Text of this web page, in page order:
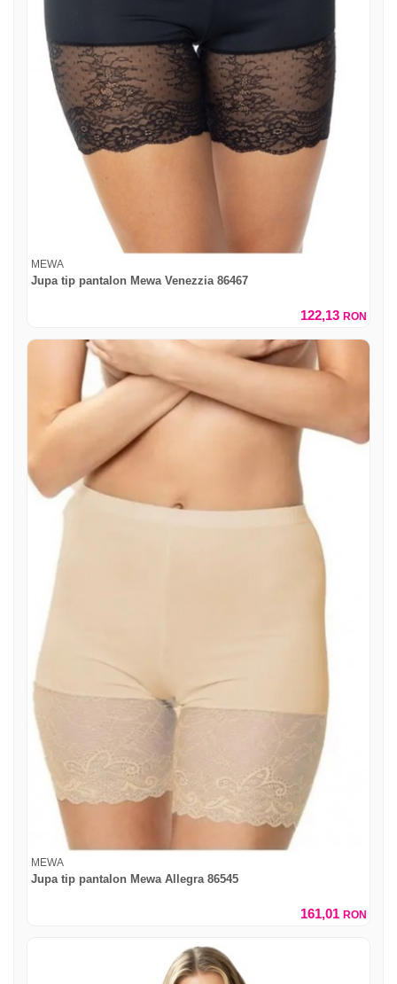
MEWA
Jupa tip pantalon Mewa Venezzia 86467
122,13 RON
MEWA
Jupa tip pantalon Mewa Allegra 86545
161,01 RON